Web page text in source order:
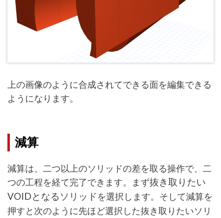
上の画像のように合成されてできる面を編集できる
ようになります。
減算
減算は、二つ以上のソリッドの差を取る操作で、二
つの工程を経て完了できます。まず抜き取りたい
VOIDとなるソリッドを選択します。そして減算を
押すと次のように先ほど選択した抜き取りたいソリ